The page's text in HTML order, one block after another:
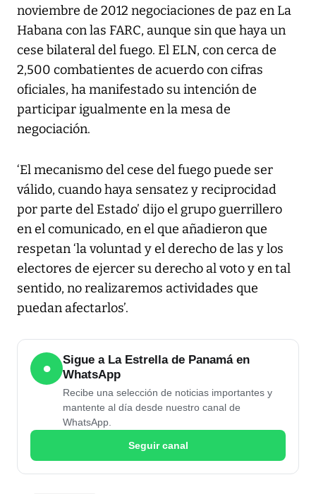
noviembre de 2012 negociaciones de paz en La
Habana con las FARC, aunque sin que haya un
cese bilateral del fuego. El ELN, con cerca de
2,500 combatientes de acuerdo con cifras
oficiales, ha manifestado su intención de
participar igualmente en la mesa de
negociación.
‘El mecanismo del cese del fuego puede ser
válido, cuando haya sensatez y reciprocidad
por parte del Estado’ dijo el grupo guerrillero
en el comunicado, en el que añadieron que
respetan ‘la voluntad y el derecho de las y los
electores de ejercer su derecho al voto y en tal
sentido, no realizaremos actividades que
puedan afectarlos’.
●
Sigue a La Estrella de Panamá en
WhatsApp
Recibe una selección de noticias importantes y
mantente al día desde nuestro canal de
WhatsApp.
Seguir canal